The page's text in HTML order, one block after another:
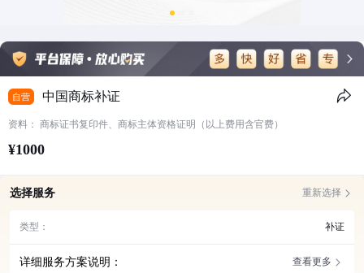
自营 中国商标补证
资料： 商标证书复印件、商标主体资格证明（以上费用含官费）
¥1000
选择服务 重新选择
类型： 补证
详细服务方案说明：
查看更多